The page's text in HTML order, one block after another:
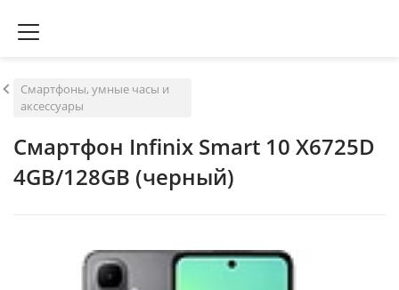
Смартфоны, умные часы и
аксессуары
Смартфон Infinix Smart 10 X6725D
4GB/128GB (черный)